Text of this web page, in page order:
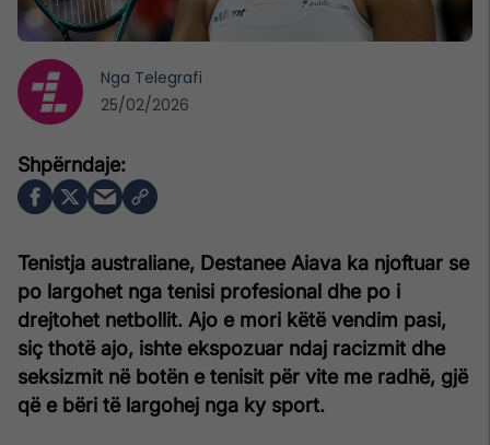
Tenistja australiane, Destanee Aiava ka njoftuar se
po largohet nga tenisi profesional dhe po i
drejtohet netbollit. Ajo e mori këtë vendim pasi,
siç thotë ajo, ishte ekspozuar ndaj racizmit dhe
seksizmit në botën e tenisit për vite me radhë, gjë
që e bëri të largohej nga ky sport.
Nga Telegrafi
25/02/2026